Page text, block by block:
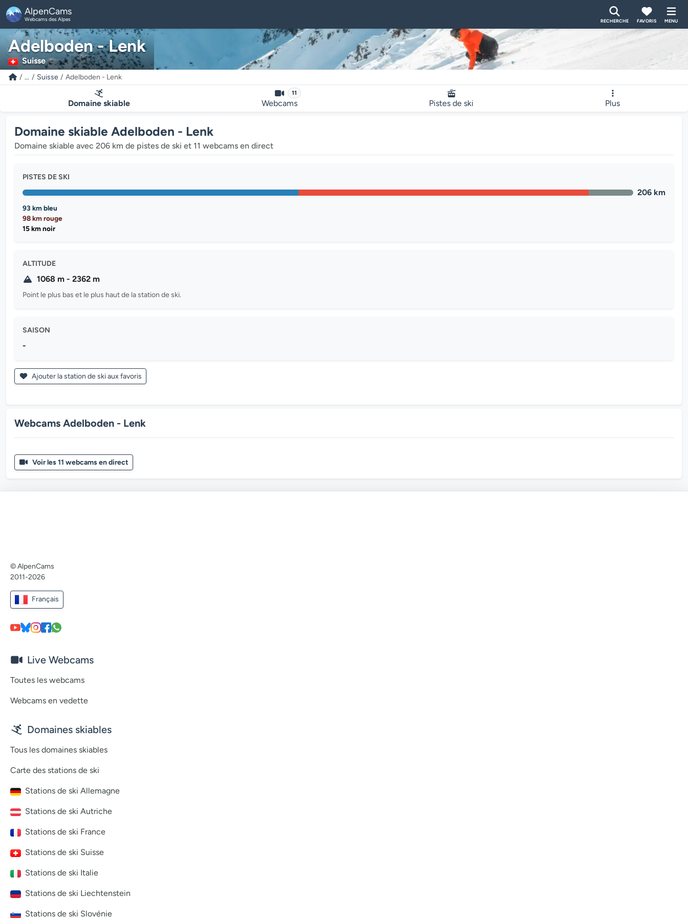
AlpenCams
Webcams des Alpes RECHERCHE FAVORIS MENU
Adelboden - Lenk
Suisse
... Suisse Adelboden - Lenk
Domaine skiable
11
Webcams Pistes de ski Plus
Domaine skiable Adelboden - Lenk
Domaine skiable avec 206 km de pistes de ski et 11 webcams en direct
PISTES DE SKI
206 km
93 km bleu
98 km rouge
15 km noir
ALTITUDE
1068 m - 2362 m
Point le plus bas et le plus haut de la station de ski.
SAISON
-
Ajouter la station de ski aux favoris
Webcams Adelboden - Lenk
Voir les 11 webcams en direct
© AlpenCams
2011-2026
Français
Live Webcams
Toutes les webcams
Webcams en vedette
Domaines skiables
Tous les domaines skiables
Carte des stations de ski
Stations de ski Allemagne
Stations de ski Autriche
Stations de ski France
Stations de ski Suisse
Stations de ski Italie
Stations de ski Liechtenstein
Stations de ski Slovénie